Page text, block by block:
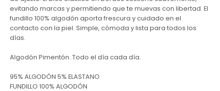
evitando marcas y permitiendo que te muevas con libertad. El
fundillo 100% algodón aporta frescura y cuidado en el
contacto con la piel. Simple, cómoda y lista para todos los
días.
Algodón Pimentón. Todo el día cada día.
95% ALGODÓN 5% ELASTANO
FUNDILLO 100% ALGODÓN